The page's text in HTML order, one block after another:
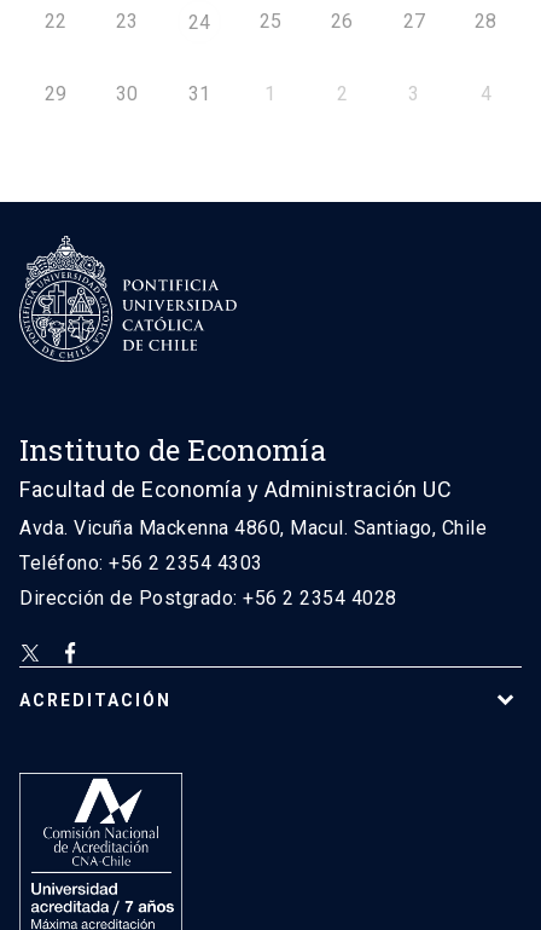
22 23 24 25 26 27 28
29 30 31 1 2 3 4
Instituto de Economía
Facultad de Economía y Administración UC
Avda. Vicuña Mackenna 4860, Macul. Santiago, Chile
Teléfono: +56 2 2354 4303
Dirección de Postgrado: +56 2 2354 4028
ACREDITACIÓN